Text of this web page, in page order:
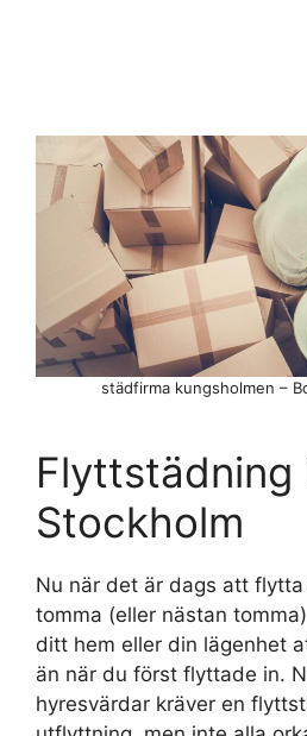
Flyttstädning
Stockholm
Nu när det är dags att
tomma (eller nästan
ditt hem eller din lägenhet
än när du först flyttade in.
hyresvärdar kräver en
städfirma kungsholmen –